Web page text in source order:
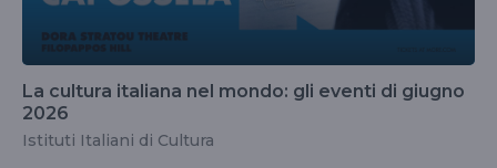
La cultura italiana nel mondo: gli eventi di giugno
2026
Istituti Italiani di Cultura